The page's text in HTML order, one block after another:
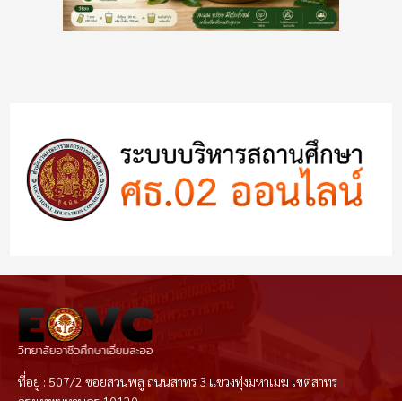
ที่อยู่ : 507/2 ซอยสวนพลู ถนนสาทร 3 แขวงทุ่งมหาเมฆ เขตสาทร